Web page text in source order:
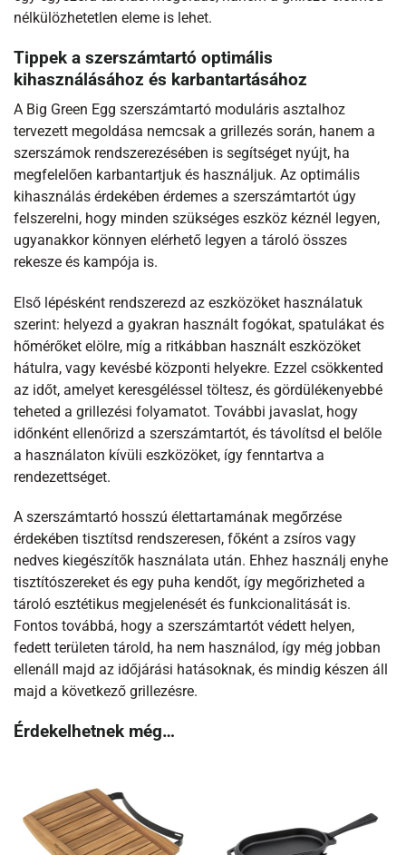
nélkülözhetetlen eleme is lehet.
Tippek a szerszámtartó optimális
kihasználásához és karbantartásához
A Big Green Egg szerszámtartó moduláris asztalhoz
tervezett megoldása nemcsak a grillezés során, hanem a
szerszámok rendszerezésében is segítséget nyújt, ha
megfelelően karbantartjuk és használjuk. Az optimális
kihasználás érdekében érdemes a szerszámtartót úgy
felszerelni, hogy minden szükséges eszköz kéznél legyen,
ugyanakkor könnyen elérhető legyen a tároló összes
rekesze és kampója is.
Első lépésként rendszerezd az eszközöket használatuk
szerint: helyezd a gyakran használt fogókat, spatulákat és
hőmérőket elölre, míg a ritkábban használt eszközöket
hátulra, vagy kevésbé központi helyekre. Ezzel csökkented
az időt, amelyet keresgéléssel töltesz, és gördülékenyebbé
teheted a grillezési folyamatot. További javaslat, hogy
időnként ellenőrizd a szerszámtartót, és távolítsd el belőle
a használaton kívüli eszközöket, így fenntartva a
rendezettséget.
A szerszámtartó hosszú élettartamának megőrzése
érdekében tisztítsd rendszeresen, főként a zsíros vagy
nedves kiegészítők használata után. Ehhez használj enyhe
tisztítószereket és egy puha kendőt, így megőrizheted a
tároló esztétikus megjelenését és funkcionalitását is.
Fontos továbbá, hogy a szerszámtartót védett helyen,
fedett területen tárold, ha nem használod, így még jobban
ellenáll majd az időjárási hatásoknak, és mindig készen áll
majd a következő grillezésre.
Érdekelhetnek még…